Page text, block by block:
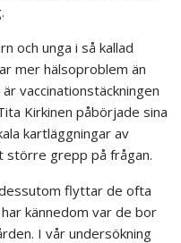
och unga i så kallad
mer hälsoproblem än
vaccinationstäckningen
Kirkinen påbörjade sina
kartläggningar av
större grepp på frågan.
flyttar de ofta
kännedom var de bor
I vår undersökning